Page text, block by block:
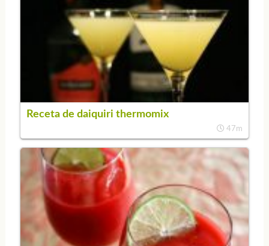
Receta de daiquiri thermomix
47m